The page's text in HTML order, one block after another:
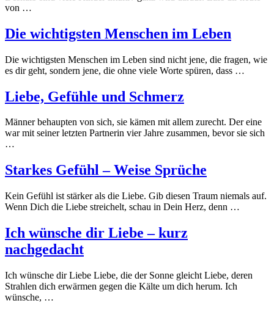
von …
Die wichtigsten Menschen im Leben
Die wichtigsten Menschen im Leben sind nicht jene, die fragen, wie
es dir geht, sondern jene, die ohne viele Worte spüren, dass …
Liebe, Gefühle und Schmerz
Männer behaupten von sich, sie kämen mit allem zurecht. Der eine
war mit seiner letzten Partnerin vier Jahre zusammen, bevor sie sich
…
Starkes Gefühl – Weise Sprüche
Kein Gefühl ist stärker als die Liebe. Gib diesen Traum niemals auf.
Wenn Dich die Liebe streichelt, schau in Dein Herz, denn …
Ich wünsche dir Liebe – kurz
nachgedacht
Ich wünsche dir Liebe Liebe, die der Sonne gleicht Liebe, deren
Strahlen dich erwärmen gegen die Kälte um dich herum. Ich
wünsche, …